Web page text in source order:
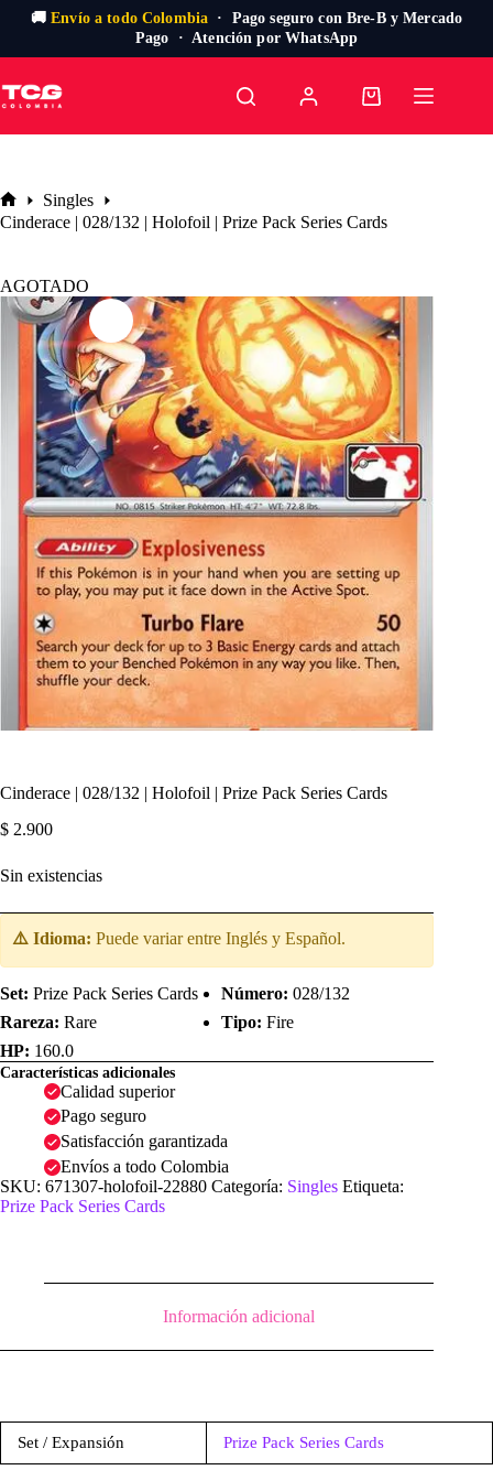
🚚Envío a todo Colombia · Pago seguro con Bre-B y Mercado
Pago · Atención por WhatsApp
al
contenido
Carro
Inicio
Singles
Cinderace | 028/132 | Holofoil | Prize Pack Series Cards
AGOTADO
Cinderace | 028/132 | Holofoil | Prize Pack Series Cards
$ 2.900
Sin existencias
⚠️ Idioma: Puede variar entre Inglés y Español.
Set: Prize Pack Series Cards Número: 028/132
Rareza: Rare Tipo: Fire
HP: 160.0
Características adicionales
Calidad superior
Pago seguro
Satisfacción garantizada
Envíos a todo Colombia
SKU: 671307-holofoil-22880 Categoría: Singles Etiqueta:
Prize Pack Series Cards
Información adicional
Set / Expansión Prize Pack Series Cards